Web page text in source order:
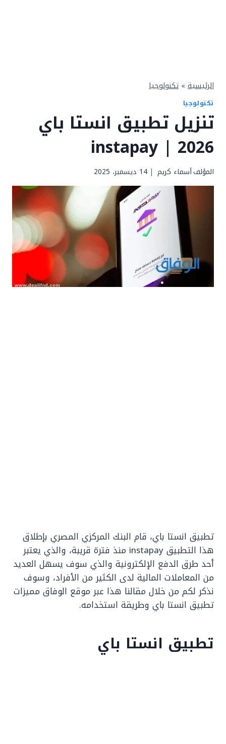
الرئيسية » تكنولوجيا
تكنولوجيا
تنزيل تطبيق انستا باي
2026 | instapay
المؤلفأسماء كريم 14 ديسمبر، 2025
تطبيق انستا باي، قام البنك المركزي المصري بإطلاق
هذا التطبيق instapay منذ فترة قريبة، والذي يعتبر
أحد طرق الدفع الإلكترونية والذي سوف يسهل العديد
من المعاملات المالية لدى الكثير من الأفراد، وسوف
نذكر لكم من خلال مقالنا هذا عبر موقع الوفاق مميزات
تطبيق انستا باي وطريقة استخدامه.
تطبيق انستا باي